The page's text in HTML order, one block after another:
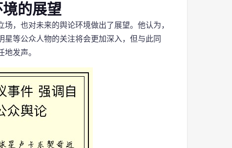
的展望
，也对未来的舆论环境做出了展望。他认为，
等公众人物的关注将会更加深入，但与此同
发声。